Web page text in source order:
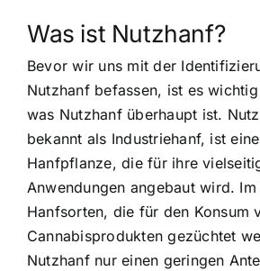
Was ist Nutzhanf?
Bevor wir uns mit der
Nutzhanf befassen, ist es
was Nutzhanf überhaupt ist.
bekannt als Industriehanf, ist
Hanfpflanze, die für ihre
Anwendungen angebaut wird.
Hanfsorten, die für den Konsum
Cannabisprodukten gezüchtet
Nutzhanf nur einen geringen